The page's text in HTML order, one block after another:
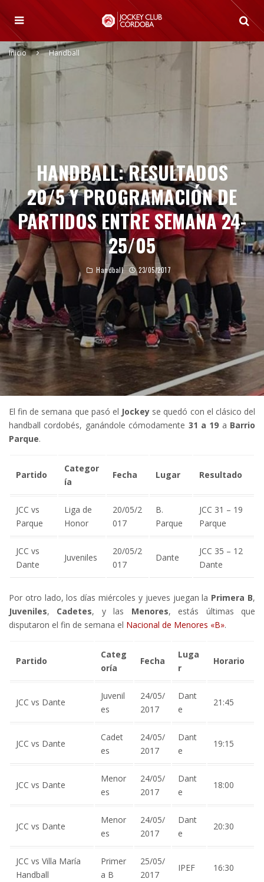
Inicio Handball
HANDBALL: RESULTADOS
20/5 Y PROGRAMACIÓN DE
PARTIDOS ENTRE SEMANA 24-
25/05
Handball 23/05/2017
El fin de semana que pasó el Jockey se quedó con el clásico del
handball cordobés, ganándole cómodamente 31 a 19 a Barrio
Parque.
Partido
Categor
ía
Fecha Lugar Resultado
JCC vs
Parque
Liga de
Honor
20/05/2
017
B.
Parque
JCC 31 – 19
Parque
JCC vs
Dante
Juveniles
20/05/2
017
Dante
JCC 35 – 12
Dante
Por otro lado, los días miércoles y jueves juegan la Primera B,
Juveniles, Cadetes, y las Menores, estás últimas que
disputaron el fin de semana el Nacional de Menores «B».
Partido
Categ
oría
Fecha
Luga
r
Horario
JCC vs Dante
Juvenil
es
24/05/
2017
Dant
e
21:45
JCC vs Dante
Cadet
es
24/05/
2017
Dant
e
19:15
JCC vs Dante
Menor
es
24/05/
2017
Dant
e
18:00
JCC vs Dante
Menor
es
24/05/
2017
Dant
e
20:30
JCC vs Villa María
Handball
Primer
a B
25/05/
2017
IPEF 16:30